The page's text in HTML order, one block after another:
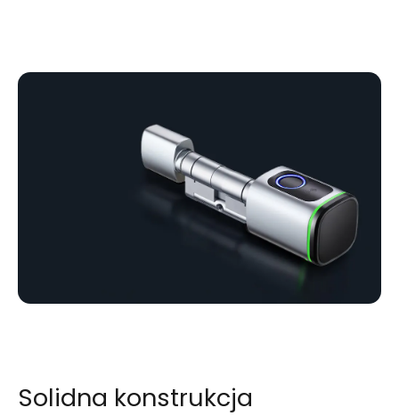
Solidna konstrukcja